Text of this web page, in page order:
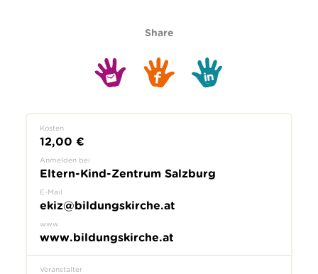
Share
Kosten
12,00 €
Anmelden bei
Eltern-Kind-Zentrum Salzburg
E-Mail
ekiz@bildungskirche.at
www
www.bildungskirche.at
Veranstalter